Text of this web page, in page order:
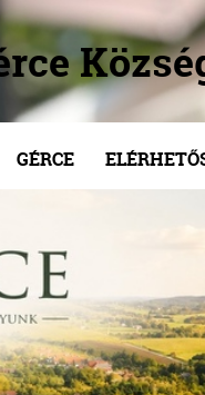
GÉRCE